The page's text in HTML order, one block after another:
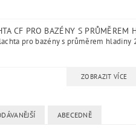
CF PRO BAZÉNY S PRŮMĚREM
pro bazény s průměrem hladiny
ZOBRAZIT VÍCE
ABECEDNĚ